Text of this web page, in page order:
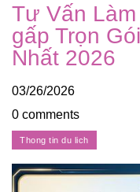
Tư Vấn
gấp Trọn
Nhất 2026
03/26/2026
0 comments